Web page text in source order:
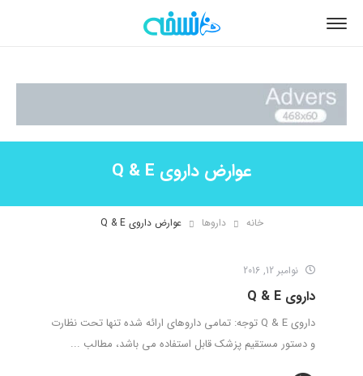
عوارض داروی Q & E
خانه داروها عوارض داروی Q & E
نوامبر 12, 2016
داروی Q & E
داروی Q & E توجه: تمامی داروهای ارائه شده تنها تحت نظارت
و دستور مستقیم پزشک قابل استفاده می باشد، مطالب ...